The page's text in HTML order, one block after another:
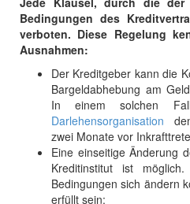
Bedingungen des
verboten. Diese Regelung
Ausnahmen:
Der Kreditgeber kann die
Bargeldabhebung am
In einem solchen
Darlehensorganisation
zwei Monate vor
Eine einseitige Änderung
Kreditinstitut ist
Bedingungen sich ändern
erfüllt sein: